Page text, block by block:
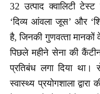
32 उत्‍पाद क्‍वालिटी
‘दिव्‍य आंवला जूस’ और
है, जिनकी गुणवत्‍ता
पिछले महीने सेना की
प्रतिबंध लगा दिया था।
स्‍वास्‍थ्‍य प्रयोगशाला